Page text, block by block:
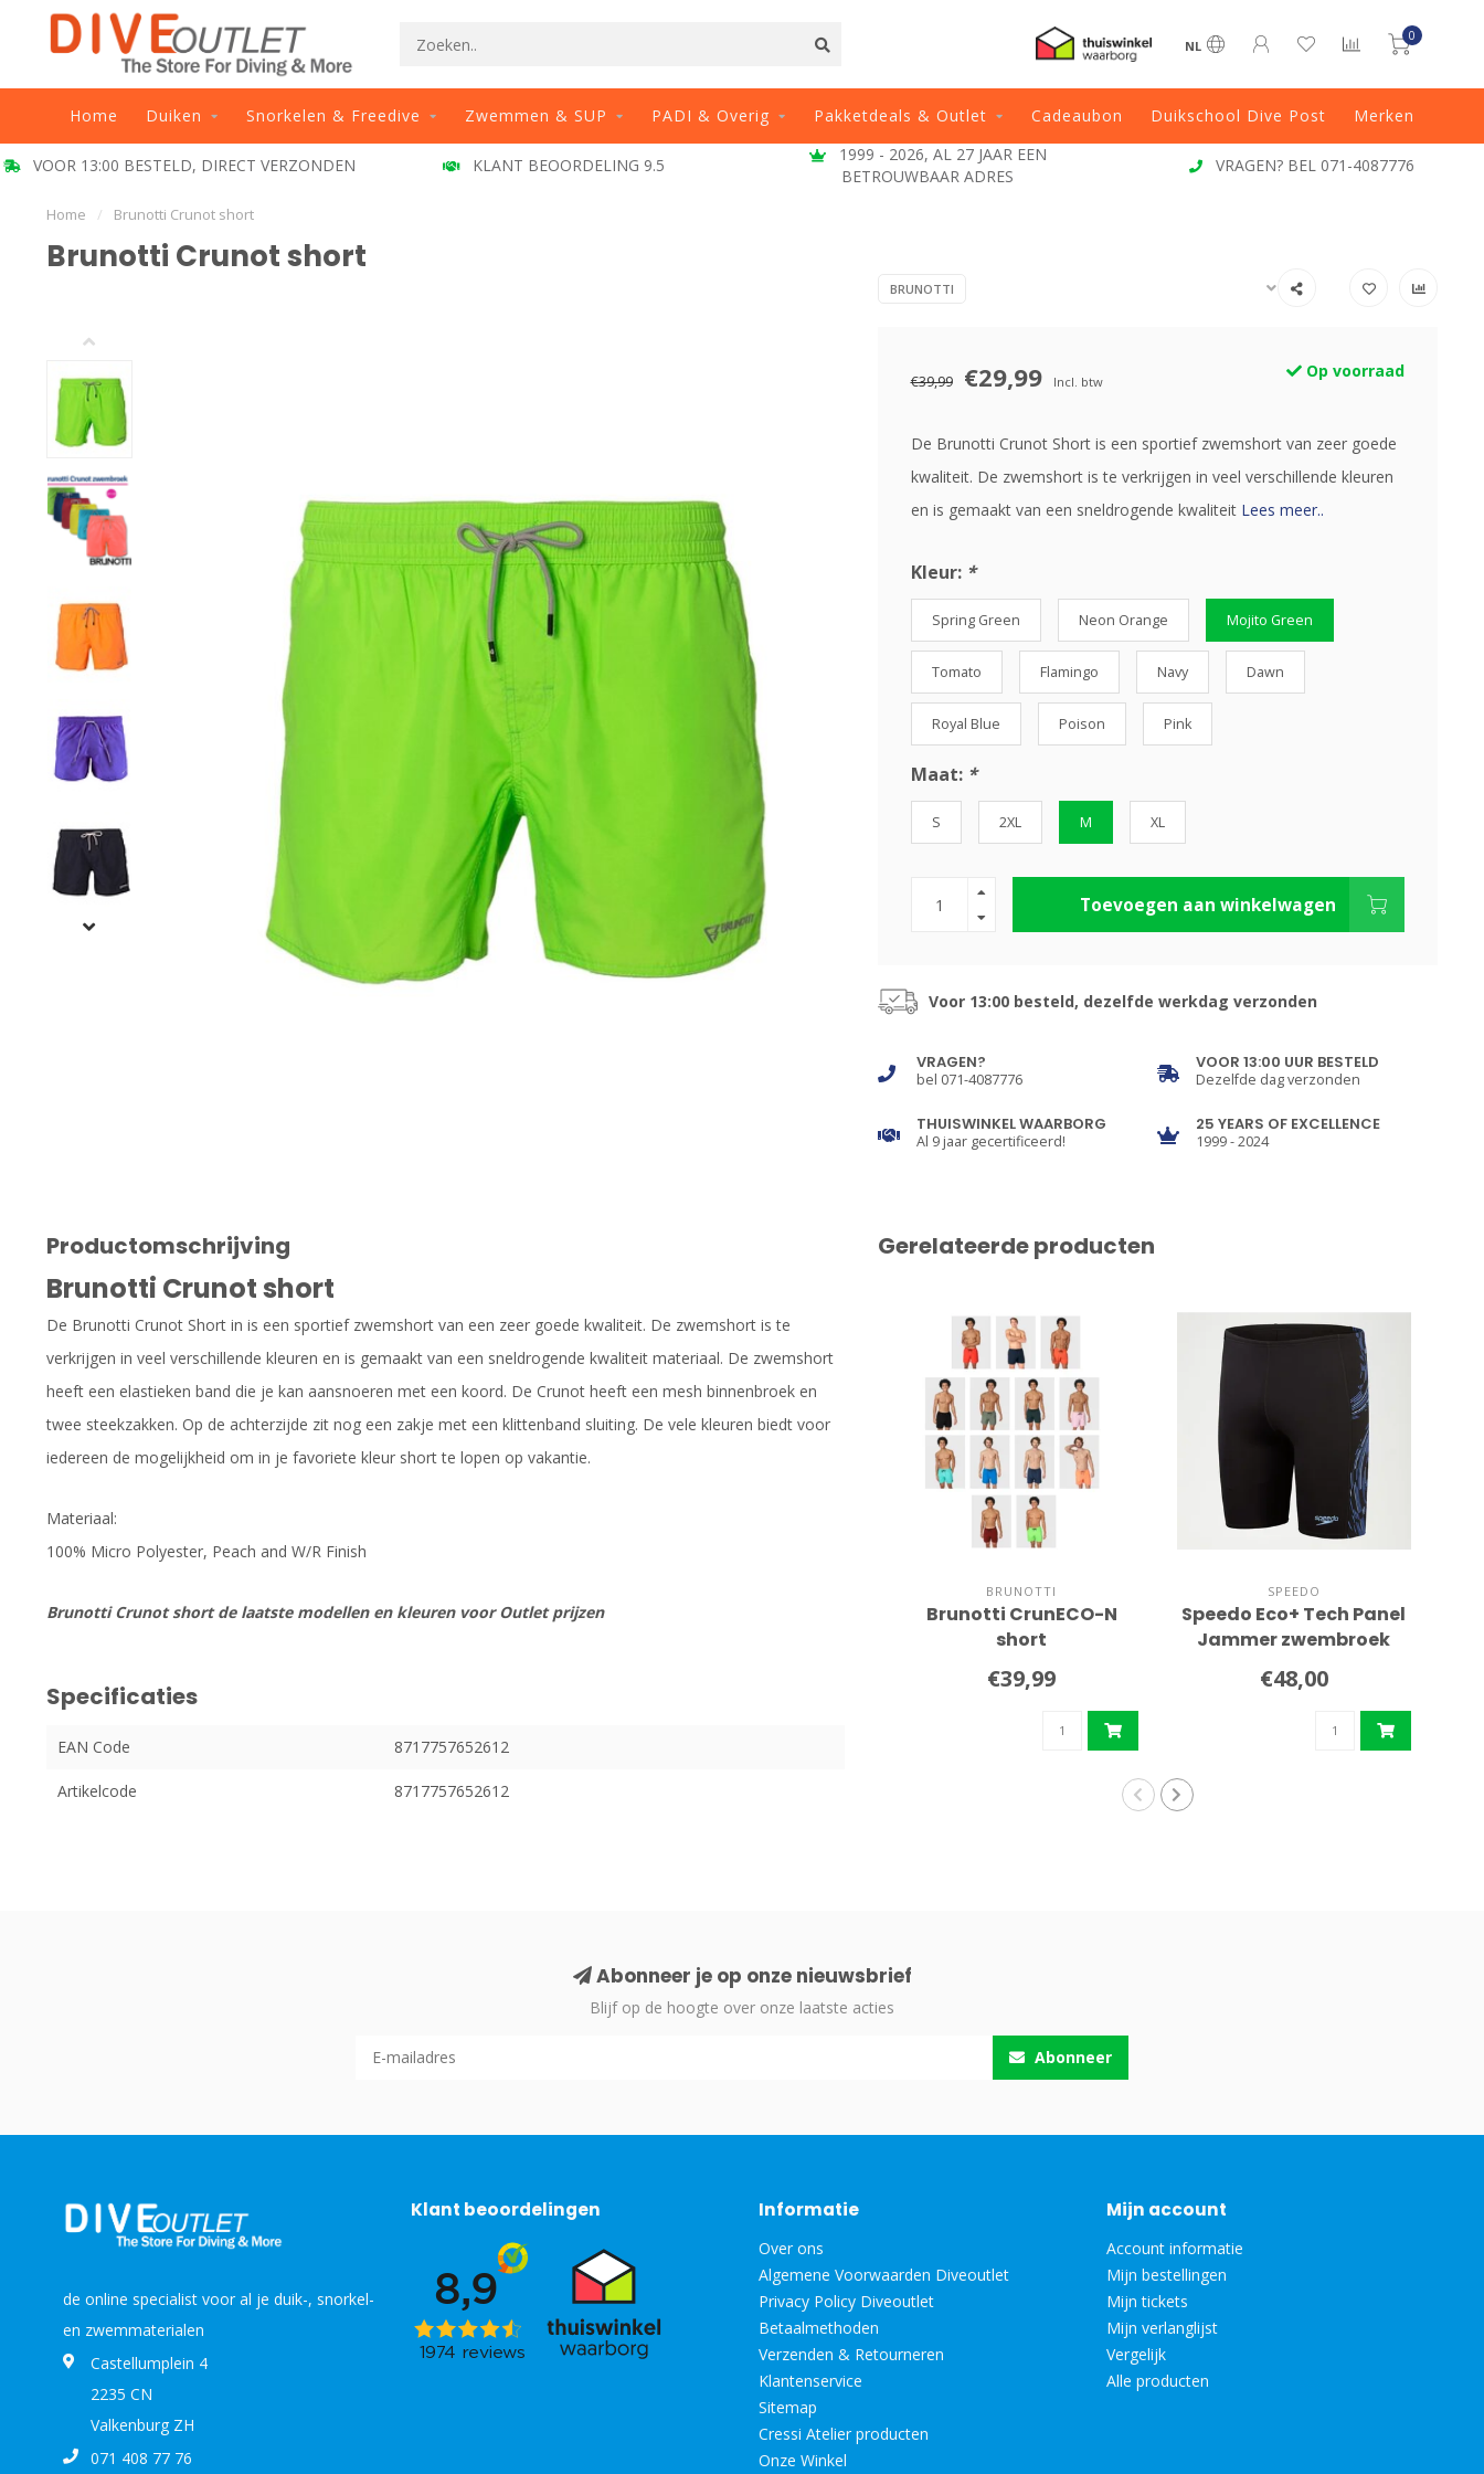
NL
0
Home Duiken Snorkelen & Freedive Zwemmen & SUP PADI & Overig Pakketdeals & Outlet Cadeaubon Duikschool Dive Post Merken
13:00 BESTELD, DIRECT VERZONDEN KLANT BEOORDELING 9.5
1999 - 2026, AL 27 JAAR EEN
BETROUWBAAR ADRES
VRAGEN? BEL 071-4087776
Home / Brunotti Crunot short
Brunotti Crunot short
BRUNOTTI
€39,99 €29,99 Incl. btw
Op voorraad
De Brunotti Crunot Short is een sportief zwemshort van zeer goede
kwaliteit. De zwemshort is te verkrijgen in veel verschillende kleuren
en is gemaakt van een sneldrogende kwaliteit Lees meer..
Kleur: *
Spring Green Neon Orange Mojito Green
Tomato Flamingo Navy Dawn
Royal Blue Poison Pink
Maat: *
S 2XL M XL
Toevoegen aan winkelwagen
Voor 13:00 besteld, dezelfde werkdag verzonden
VRAGEN?
bel 071-4087776
VOOR 13:00 UUR BESTELD
Dezelfde dag verzonden
THUISWINKEL WAARBORG
Al 9 jaar gecertificeerd!
25 YEARS OF EXCELLENCE
1999 - 2024
Productomschrijving
Brunotti Crunot short
De Brunotti Crunot Short in is een sportief zwemshort van een zeer goede kwaliteit. De zwemshort is te
verkrijgen in veel verschillende kleuren en is gemaakt van een sneldrogende kwaliteit materiaal. De zwemshort
heeft een elastieken band die je kan aansnoeren met een koord. De Crunot heeft een mesh binnenbroek en
twee steekzakken. Op de achterzijde zit nog een zakje met een klittenband sluiting. De vele kleuren biedt voor
iedereen de mogelijkheid om in je favoriete kleur short te lopen op vakantie.
Materiaal:
100% Micro Polyester, Peach and W/R Finish
Brunotti Crunot short de laatste modellen en kleuren voor Outlet prijzen
Specificaties
EAN Code 8717757652612
Artikelcode 8717757652612
Gerelateerde producten
BRUNOTTI
Brunotti CrunECO-N
short
€39,99
SPEEDO
Speedo Eco+ Tech Panel
Jammer zwembroek
€48,00
Abonneer je op onze nieuwsbrief
Blijf op de hoogte over onze laatste acties
Abonneer
de online specialist voor al je duik-, snorkel-
en zwemmaterialen
Castellumplein 4
2235 CN
Valkenburg ZH
071 408 77 76
Klant beoordelingen Informatie
Over ons
Algemene Voorwaarden Diveoutlet
Privacy Policy Diveoutlet
Betaalmethoden
Verzenden & Retourneren
Klantenservice
Sitemap
Cressi Atelier producten
Onze Winkel
Mijn account
Account informatie
Mijn bestellingen
Mijn tickets
Mijn verlanglijst
Vergelijk
Alle producten